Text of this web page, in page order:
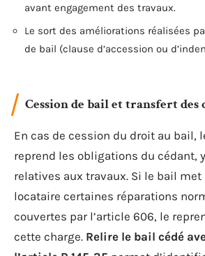
avant engagement des travaux.
Le sort des améliorations réalisées
de bail (clause d’accession ou
Cession de bail et transfert des
En cas de cession du droit au bail,
reprend les obligations du cédant,
relatives aux travaux. Si le bail met
locataire certaines réparations
couvertes par l’article 606, le
cette charge. Relire le bail cédé